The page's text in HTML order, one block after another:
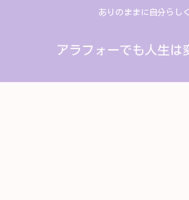
ありのままに自分らし
アラフォーでも人生は